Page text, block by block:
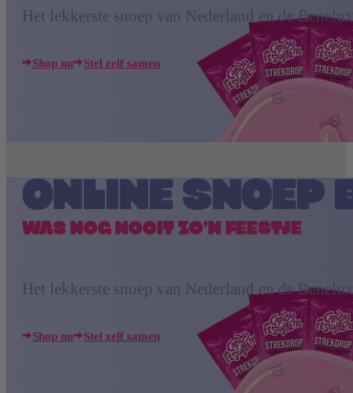
Het lekkerste snoep van Nederland en de
Shop nu Stel zelf samen
ONLINE SNOEP
WAS NOG NOOIT ZO’N FEESTJE
Het lekkerste snoep van Nederland en de
Shop nu Stel zelf samen